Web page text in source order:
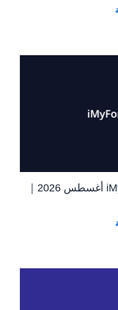
رمز خصم iMyFone DreamVid أغسطس 2026｜